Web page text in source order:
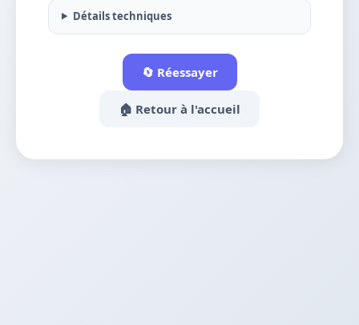
Détails techniques
🔄 Réessayer
🏠 Retour à l'accueil